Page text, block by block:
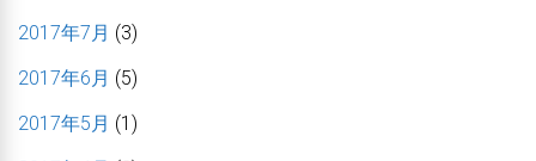
2017年7月 (3)
2017年6月 (5)
2017年5月 (1)